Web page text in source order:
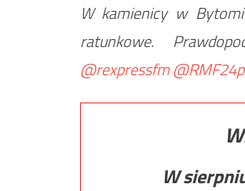
W kamienicy w
ratunkowe.
@rexpressfm
W